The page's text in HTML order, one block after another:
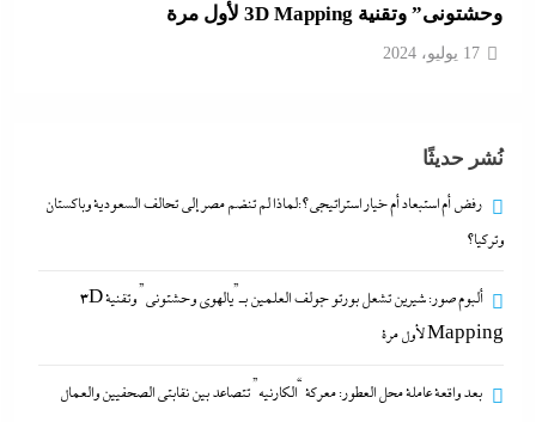
بين نقابتى الصحفيين والعمال
17 يوليو، 2024
جدل كبير حول كواليس حفل شيرين من الوزن لنسيان
نُشر حديثًا
رفض أم استبعاد أم خيار استراتيجي؟:لماذا لم تنضم مصر إلى تحالف السعودية وباكستان
وتركيا؟
ألبوم صور: شيرين تشعل بورتو جولف العلمين بـ”يالهوى وحشتونى” وتقنية 3D
Mapping لأول مرة
بعد واقعة عاملة محل العطور: معركة “الكارنيه” تتصاعد بين نقابتى الصحفيين والعمال